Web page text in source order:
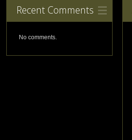
Recent Comments
No comments.